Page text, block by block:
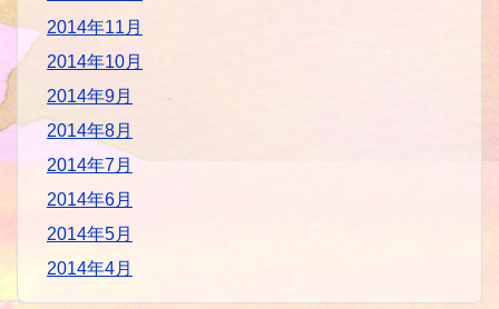
2014年11月
2014年10月
2014年9月
2014年8月
2014年7月
2014年6月
2014年5月
2014年4月